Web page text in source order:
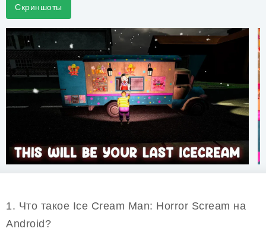
Скриншоты
1. Что такое Ice Cream Man: Horror Scream на
Android?